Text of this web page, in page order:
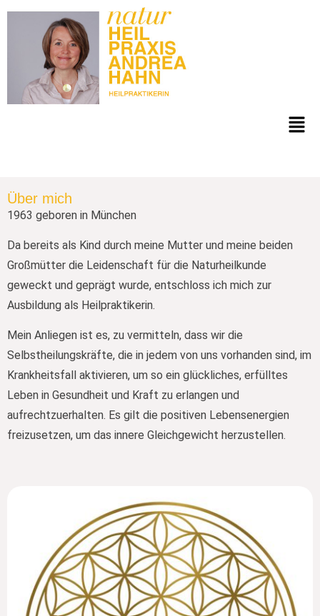
Über mich
1963 geboren in München
Da bereits als Kind durch meine Mutter und meine beiden
Großmütter die Leidenschaft für die Naturheilkunde
geweckt und geprägt wurde, entschloss ich mich zur
Ausbildung als Heilpraktikerin.
Mein Anliegen ist es, zu vermitteln, dass wir die
Selbstheilungskräfte, die in jedem von uns vorhanden sind, im
Krankheitsfall aktivieren, um so ein glückliches, erfülltes
Leben in Gesundheit und Kraft zu erlangen und
aufrechtzuerhalten. Es gilt die positiven Lebensenergien
freizusetzen, um das innere Gleichgewicht herzustellen.